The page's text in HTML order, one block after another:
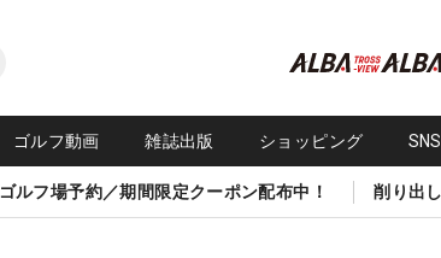
ゴルフ動画 雑誌出版 ショッピング
ゴルフ場予約／期間限定クーポン配布中！ 削り出